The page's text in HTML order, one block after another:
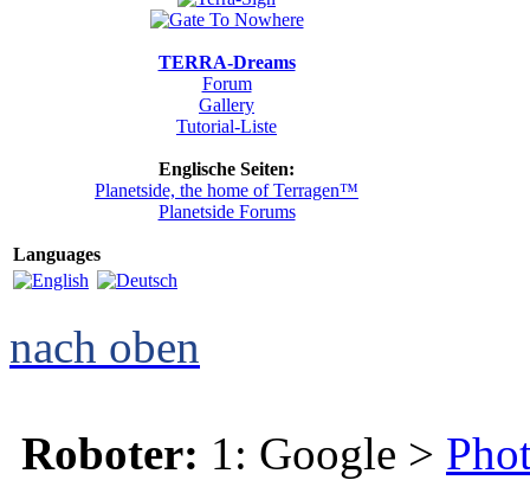
TERRA-Dreams
Forum
Gallery
Tutorial-Liste
Englische Seiten:
Planetside, the home of Terragen™
Planetside Forums
Languages
nach oben
Roboter: 1: Google >